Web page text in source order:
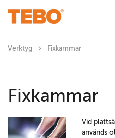
Verktyg Fixkammar
Fixkammar
Vid
används